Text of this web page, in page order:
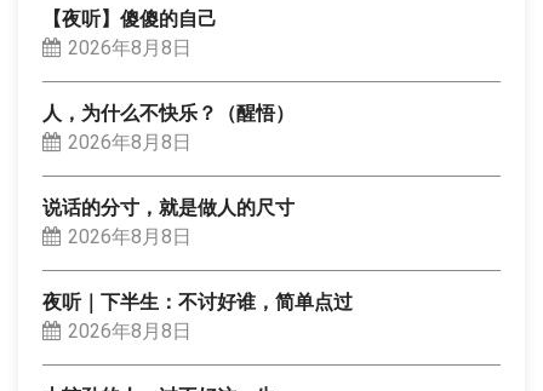
【夜听】傻傻的自己
2026年8月8日
人，为什么不快乐？（醒悟）
2026年8月8日
说话的分寸，就是做人的尺寸
2026年8月8日
夜听｜下半生：不讨好谁，简单点过
2026年8月8日